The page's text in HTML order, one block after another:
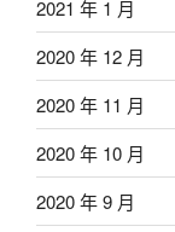
2021 年 1 月
2020 年 12 月
2020 年 11 月
2020 年 10 月
2020 年 9 月